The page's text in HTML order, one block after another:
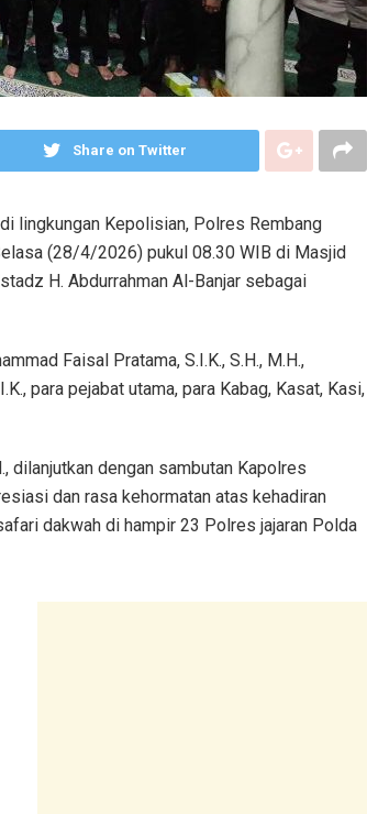
Share on Twitter
lingkungan Kepolisian, Polres Rembang
(28/4/2026) pukul 08.30 WIB di Masjid
H. Abdurrahman Al-Banjar sebagai
Faisal Pratama, S.I.K., S.H., M.H.,
para pejabat utama, para Kabag, Kasat, Kasi,
dilanjutkan dengan sambutan Kapolres
dan rasa kehormatan atas kehadiran
dakwah di hampir 23 Polres jajaran Polda